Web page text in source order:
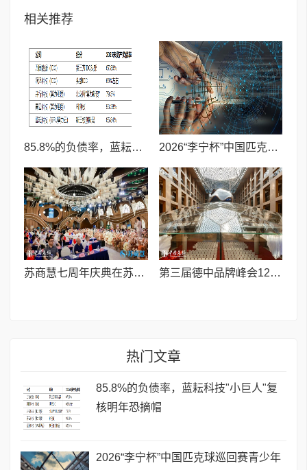
相关推荐
85.8%的负债率，蓝耘科技"小巨人"复核明年恐摘帽 2026“李宁杯”中国匹克球巡回赛青少年赛-河南鹤壁站圆满落幕
苏商慧七周年庆典在苏州隆重举行 七大联创共启发展新篇章 第三届德中品牌峰会12月将在柏林举办，聚焦人工智能时代品牌全球化发展
热门文章
85.8%的负债率，蓝耘科技"小巨人"复
核明年恐摘帽
2026“李宁杯”中国匹克球巡回赛青少年